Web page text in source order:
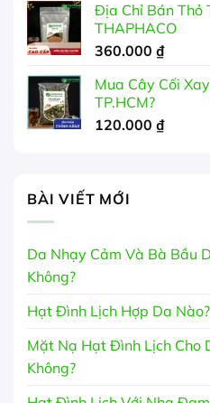
Địa Chỉ Bán Thỏ
THAPHACO
360.000 ₫
Mua Cây Cối
TP.HCM?
120.000 ₫
BÀI VIẾT MỚI
Da Nhạy Cảm Và Bà Bầu
Không?
Hạt Đình Lịch Hợp Da
Mặt Nạ Hạt Đình Lịch Cho
Không?